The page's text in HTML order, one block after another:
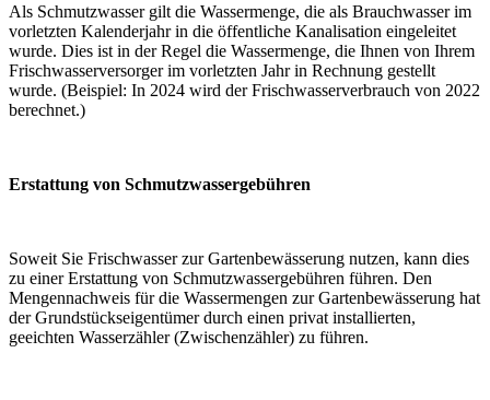
Als Schmutzwasser gilt die Wassermenge, die als Brauchwasser im
vorletzten Kalenderjahr in die öffentliche Kanalisation eingeleitet
wurde. Dies ist in der Regel die Wassermenge, die Ihnen von Ihrem
Frischwasserversorger im vorletzten Jahr in Rechnung gestellt
wurde. (Beispiel: In 2024 wird der Frischwasserverbrauch von 2022
berechnet.)
Erstattung von Schmutzwassergebühren
Soweit Sie Frischwasser zur Gartenbewässerung nutzen, kann dies
zu einer Erstattung von Schmutzwassergebühren führen. Den
Mengennachweis für die Wassermengen zur Gartenbewässerung hat
der Grundstückseigentümer durch einen privat installierten,
geeichten Wasserzähler (Zwischenzähler) zu führen.